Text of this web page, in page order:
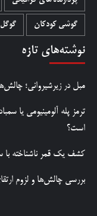
گوشی کودکان گوگل
نوشته‌های تازه
مبل در زیرشیروانی؛
ترمز پله آلومینیومی یا
است؟
کشف یک قمر ناشناخته با
بررسی چالش‌ها و لزوم